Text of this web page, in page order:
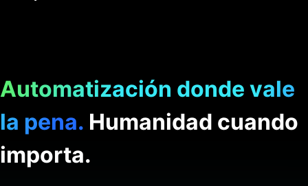
Automatización donde vale
la pena. Humanidad cuando
importa.